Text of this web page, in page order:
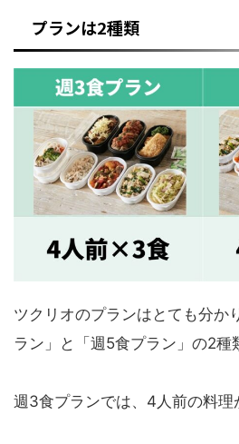
プランは2種類
ツクリオのプランはとても分か
ラン」と「週5食プラン」の2種
週3食プランでは、4人前の料理